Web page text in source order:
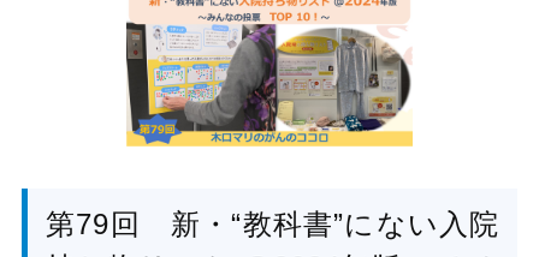
第79回 新・“教科書”にない入院